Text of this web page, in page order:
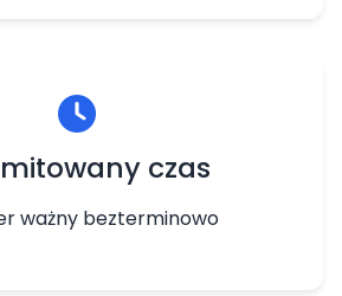
czas
ważny bezterminowo